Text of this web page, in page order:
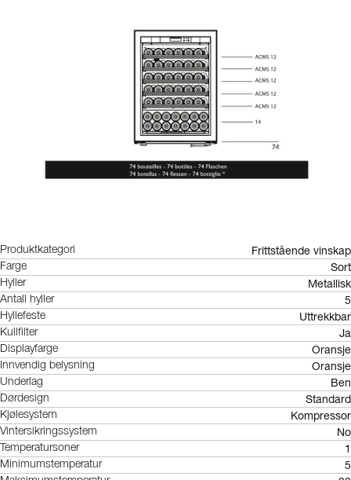
Produktkategori Frittstående vinskap
Farge Sort
Hyller Metallisk
Antall hyller 5
Hyllefeste Uttrekkbar
Kullfilter Ja
Displayfarge Oransje
Innvendig belysning Oransje
Underlag Ben
Dørdesign Standard
Kjølesystem Kompressor
Vintersikringssystem No
Temperatursoner 1
Minimumstemperatur 5